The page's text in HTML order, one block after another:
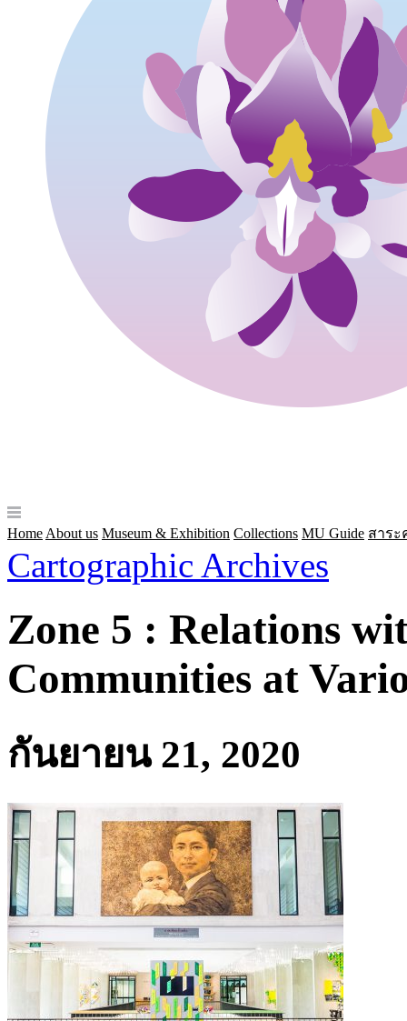
Home About us Museum & Exhibition Collections MU Guide สาระ
Cartographic Archives
Zone 5 : Relations
Communities at
กันยายน 21, 2020